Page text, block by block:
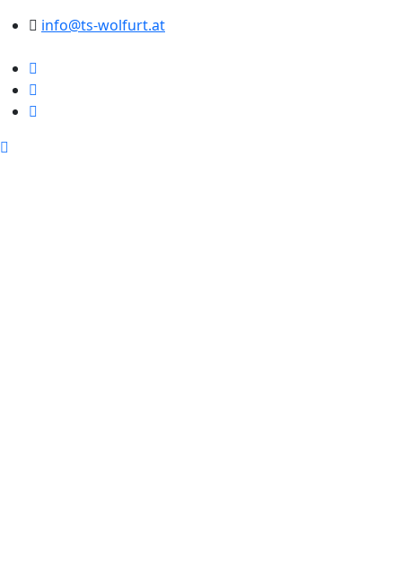
info@ts-wolfurt.at